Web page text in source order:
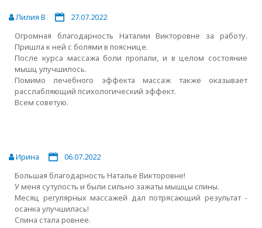
Лилия В
27.07.2022
Огромная благодарность Наталии Викторовне за работу.
Пришла к ней с болями в пояснице.
После курса массажа боли пропали, и в целом состояние
мышц улучшилось.
Помимо лечебного эффекта массаж также оказывает
расслабляющий психологический эффект.
Всем советую.
Ирина
06.07.2022
Большая благодарность Наталье Викторовне!
У меня сутулость и были сильно зажаты мышцы спины.
Месяц регулярных массажей дал потрясающий результат -
осанка улучшилась!
Спина стала ровнее.